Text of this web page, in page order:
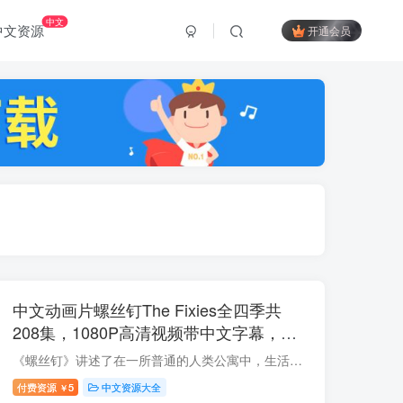
文资源中文
开通会员
中文动画片螺丝钉The Fixies全四季共
208集，1080P高清视频带中文字幕，百
度云网盘下载
《螺丝钉》讲述了在一所普通的人类公寓中，生活着不仅仅有人类家庭，还有另一个物种，那就是螺丝钉家族，他们可以变身为螺丝钉，生活在家中最常见的电器中。在这个人类家庭中，只有他们的孩子吉...
付费资源 ￥5 中文资源大全